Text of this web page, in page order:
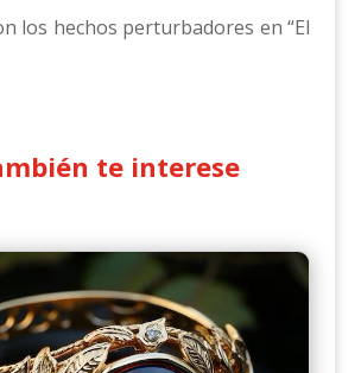
los hechos perturbadores en “El
te interese